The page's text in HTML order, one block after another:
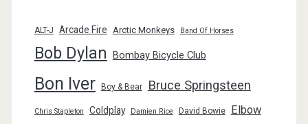
ALT-J Arcade Fire Arctic Monkeys Band Of Horses
Bob Dylan Bombay Bicycle Club
Bon Iver Boy & Bear Bruce Springsteen
Chris Stapleton Coldplay Damien Rice David Bowie Elbow